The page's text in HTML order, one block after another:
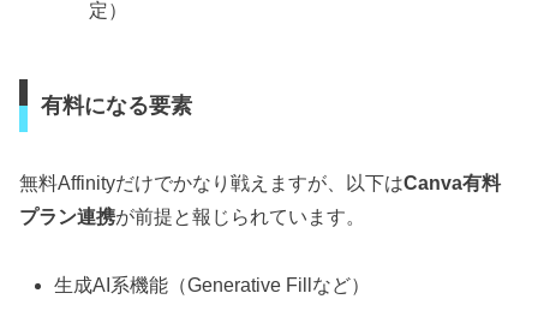
定）
有料になる要素
無料Affinityだけでかなり戦えますが、以下はCanva有料
プラン連携が前提と報じられています。
生成AI系機能（Generative Fillなど）